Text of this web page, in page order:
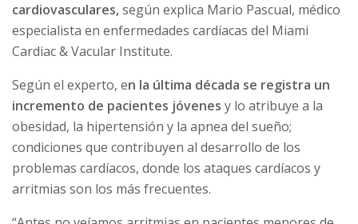
cardiovasculares,según explica Mario Pascual, médico
especialista en enfermedades cardíacas del Miami
Cardiac & Vacular Institute.
Según el experto, en la última década se registra un
incremento de pacientes jóvenes y lo atribuye a la
obesidad, la hipertensión y la apnea del sueño;
condiciones que contribuyen al desarrollo de los
problemas cardíacos, donde los ataques cardíacos y
arritmias son los más frecuentes.